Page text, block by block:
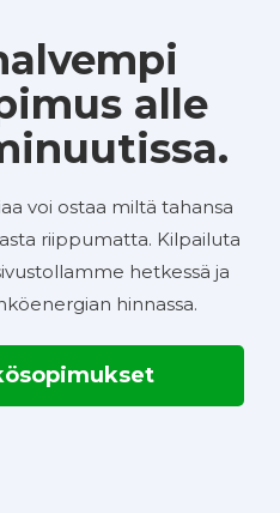
alle
voi ostaa miltä tahansa
riippumatta. Kilpailuta
hetkessä ja
hinnassa.